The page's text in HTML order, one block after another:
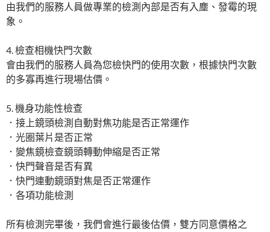
由我們的服務人員做專業的檢測內部是否有入塵、發霉的現
象。
4. 檢查相機快門次數
會由我們的服務人員為您檢快門的使用次數，根據快門次數
的多寡再進行現場估價。
5. 機身功能性檢查
．接上鏡頭檢測自動對焦功能是否正常運作
．光圈葉片是否正常
．變焦鏡檢查鏡頭轉動伸縮是否正常
．快門聲音是否有異
．快門連動鏡頭對焦是否正常運作
．各項功能檢測
所有檢測完畢後，我們會進行最後估價，雙方同意價格之